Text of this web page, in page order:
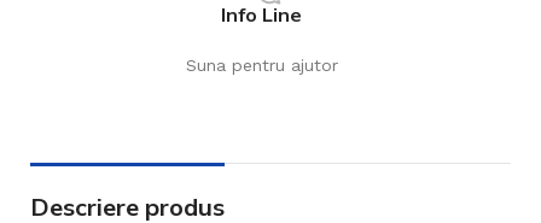
Info Line
Suna pentru ajutor
Descriere produs